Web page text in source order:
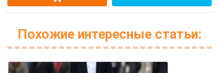
Похожие интересные статьи: